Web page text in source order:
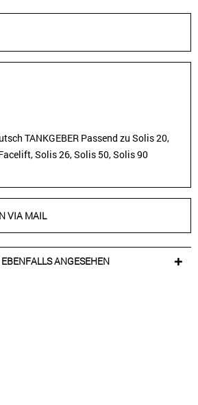
TANKGEBER Passend zu Solis 20,
Solis 26, Solis 50, Solis 90
VIA MAIL
ANGESEHEN